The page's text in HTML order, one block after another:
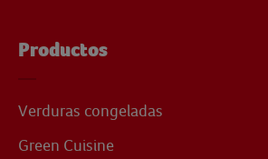
Productos
Verduras congeladas
Green Cuisine